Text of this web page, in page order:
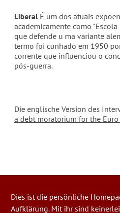
Liberal É um dos atuais
academicamente como
que defende u ma variante
termo foi cunhado em 1950
corrente que influenciou o
pós-guerra.
Die englische Version des
a debt moratorium for the
Dies ist die persönliche
Aufklärung. Mit ihr sind